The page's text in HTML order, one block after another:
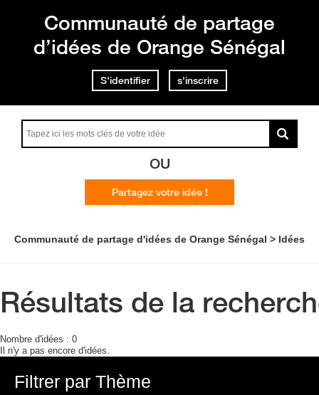
Communauté de partage
d’idées de Orange Sénégal
S'identifier s'inscrire
OU
Partagez votre idée !
Communauté de partage d'idées de Orange Sénégal Idées
Résultats de la
Nombre d'idées : 0
Il n'y a pas encore d'idées.
Filtrer par Thème